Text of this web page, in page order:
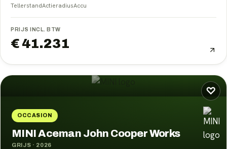
TellerstandActieradiusAccu
PRIJS INCL. BTW
€ 41.231
♡
OCCASION
MINI Aceman John Cooper Works
GRIJS · 2026